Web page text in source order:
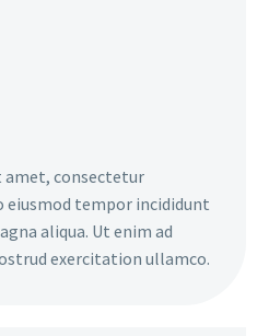
consectetur
eiusmod tempor incididunt
aliqua. Ut enim ad
exercitation ullamco.